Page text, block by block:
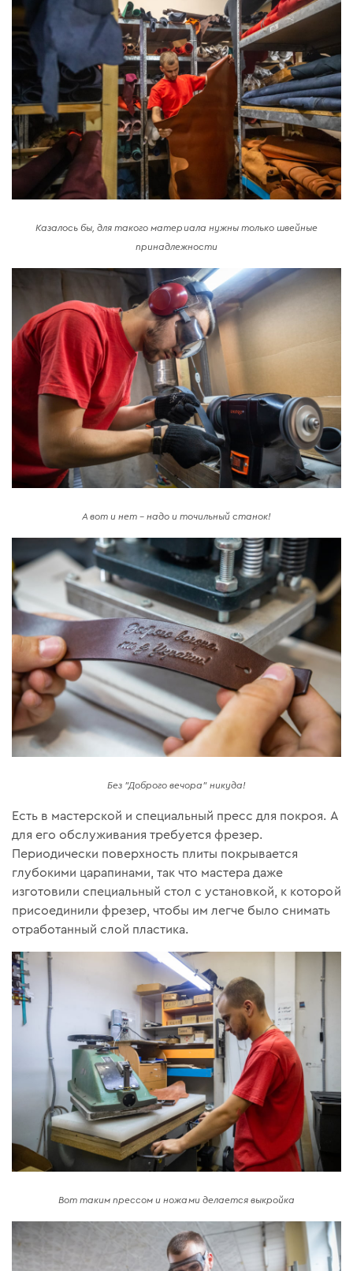
Казалось бы, для такого материала нужны только швейные
принадлежности
А вот и нет – надо и точильный станок!
Без "Доброго вечора" никуда!
Есть в мастерской и специальный пресс для покроя. А
для его обслуживания требуется фрезер.
Периодически поверхность плиты покрывается
глубокими царапинами, так что мастера даже
изготовили специальный стол с установкой, к которой
присоединили фрезер, чтобы им легче было снимать
отработанный слой пластика.
Вот таким прессом и ножами делается выкройка